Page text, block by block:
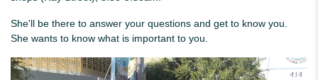
She'll be there to answer your questions and get to know you.
She wants to know what is important to you.